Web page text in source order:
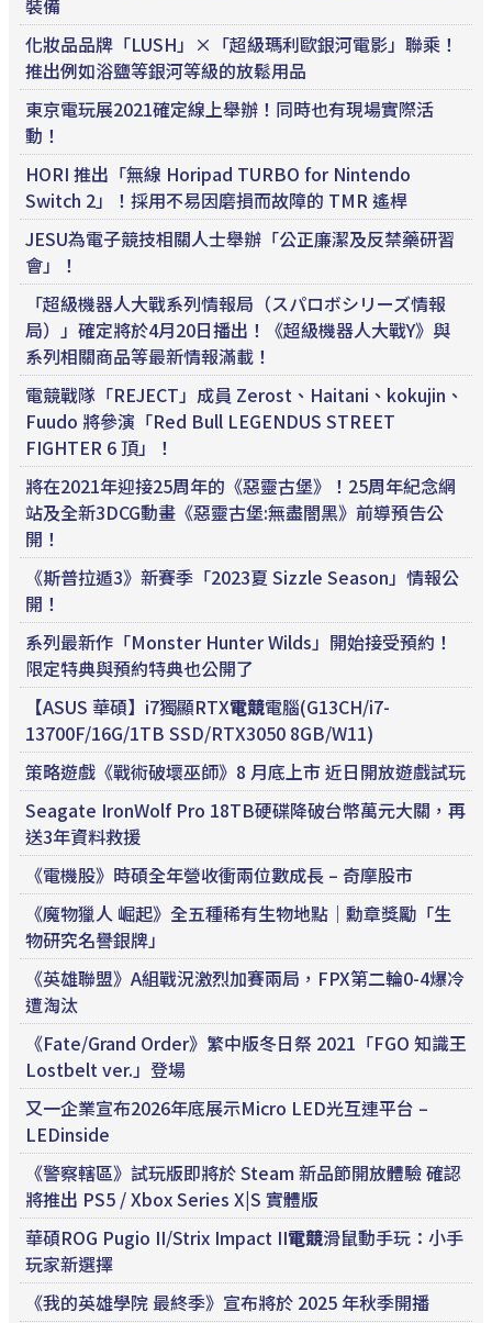
裝備
化妝品品牌「LUSH」×「超級瑪利歐銀河電影」聯乘！
推出例如浴鹽等銀河等級的放鬆用品
東京電玩展2021確定線上舉辦！同時也有現場實際活
動！
HORI 推出「無線 Horipad TURBO for Nintendo
Switch 2」！採用不易因磨損而故障的 TMR 遙桿
JESU為電子競技相關人士舉辦「公正廉潔及反禁藥研習
會」！
「超級機器人大戰系列情報局（スパロボシリーズ情報
局）」確定將於4月20日播出！《超級機器人大戰Y》與
系列相關商品等最新情報滿載！
電競戰隊「REJECT」成員 Zerost、Haitani、kokujin、
Fuudo 將參演「Red Bull LEGENDUS STREET
FIGHTER 6 頂」！
將在2021年迎接25周年的《惡靈古堡》！25周年紀念網
站及全新3DCG動畫《惡靈古堡:無盡闇黑》前導預告公
開！
《斯普拉遁3》新賽季「2023夏 Sizzle Season」情報公
開！
系列最新作「Monster Hunter Wilds」開始接受預約！
限定特典與預約特典也公開了
【ASUS 華碩】i7獨顯RTX電競電腦(G13CH/i7-
13700F/16G/1TB SSD/RTX3050 8GB/W11)
策略遊戲《戰術破壞巫師》8 月底上市 近日開放遊戲試玩
Seagate IronWolf Pro 18TB硬碟降破台幣萬元大關，再
送3年資料救援
《電機股》時碩全年營收衝兩位數成長 – 奇摩股市
《魔物獵人 崛起》全五種稀有生物地點｜勳章獎勵「生
物研究名譽銀牌」
《英雄聯盟》A組戰況激烈加賽兩局，FPX第二輪0-4爆冷
遭淘汰
《Fate/Grand Order》繁中版冬日祭 2021「FGO 知識王
Lostbelt ver.」登場
又一企業宣布2026年底展示Micro LED光互連平台 –
LEDinside
《警察轄區》試玩版即將於 Steam 新品節開放體驗 確認
將推出 PS5 / Xbox Series X|S 實體版
華碩ROG Pugio II/Strix Impact II電競滑鼠動手玩：小手
玩家新選擇
《我的英雄學院 最終季》宣布將於 2025 年秋季開播